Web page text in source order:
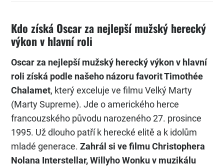
Kdo získá Oscar za nejlepší mužský herecký
výkon v hlavní roli
Oscar za nejlepší mužský herecký výkon v hlavní
roli získá podle našeho názoru favorit Timothée
Chalamet, který exceluje ve filmu Velký Marty
(Marty Supreme). Jde o amerického herce
francouzského původu narozeného 27. prosince
1995. Už dlouho patří k herecké elitě a k idolům
mladé generace. Zahrál si ve filmu Christophera
Nolana Interstellar, Willyho Wonku v muzikálu